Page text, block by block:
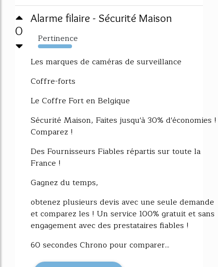
0
Alarme filaire - Sécurité Maison
Pertinence
11424%
Les marques de caméras de surveillance
Coffre-forts
Le Coffre Fort en Belgique
Sécurité Maison, Faites jusqu'à 30% d'économies !
Comparez !
Des Fournisseurs Fiables répartis sur toute la
France !
Gagnez du temps,
obtenez plusieurs devis avec une seule demande
et comparez les ! Un service 100% gratuit et sans
engagement avec des prestataires fiables !
60 secondes Chrono pour comparer...